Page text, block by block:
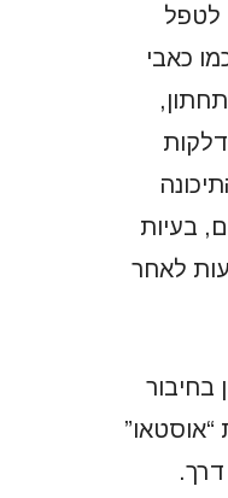
לטפל
כאבי
בעיות
לאחר
בחיבור
“אוסטאו”